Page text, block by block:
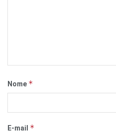
Nome *
E-mail *